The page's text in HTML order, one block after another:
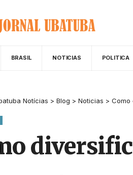
BRASIL NOTICIAS POLITICA
Notícias > Blog > Noticias > Como